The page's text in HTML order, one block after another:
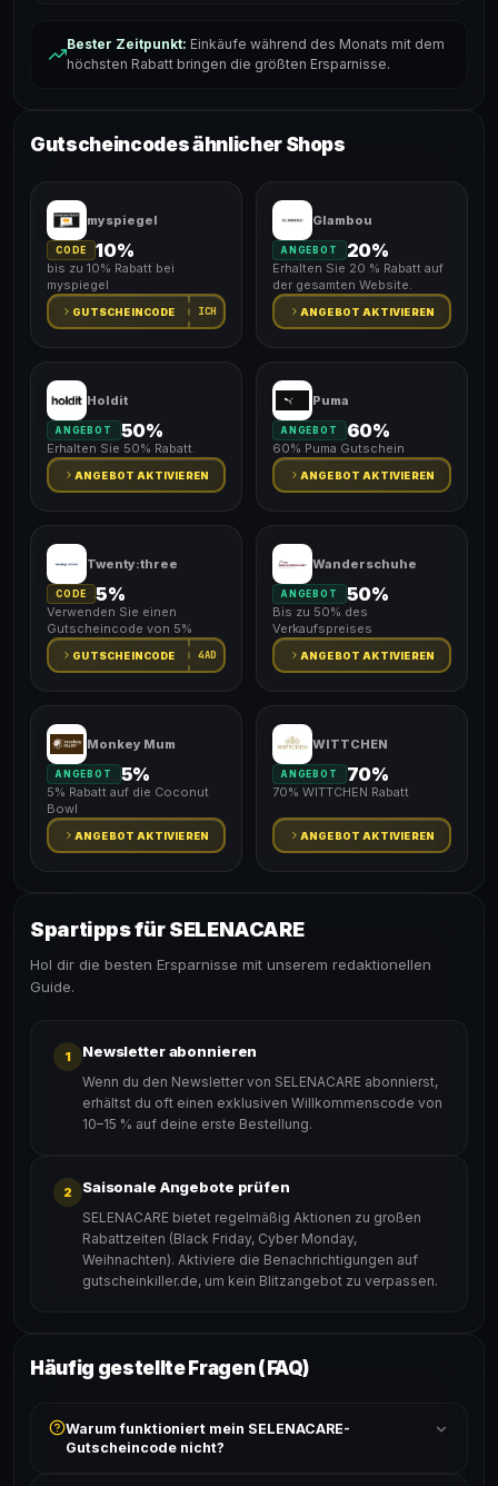
Bester Zeitpunkt: Einkäufe während des Monats mit dem
höchsten Rabatt bringen die größten Ersparnisse.
Gutscheincodes ähnlicher Shops
myspiegel
CODE 10%
bis zu 10% Rabatt bei
myspiegel
GUTSCHEINCODE ICH
Glambou
ANGEBOT 20%
Erhalten Sie 20 % Rabatt auf
der gesamten Website.
ANGEBOT AKTIVIEREN
Holdit
ANGEBOT 50%
Erhalten Sie 50% Rabatt.
ANGEBOT AKTIVIEREN
Puma
ANGEBOT 60%
60% Puma Gutschein
ANGEBOT AKTIVIEREN
Twenty:three
CODE 5%
Verwenden Sie einen
Gutscheincode von 5%
GUTSCHEINCODE 4AD
Wanderschuhe
ANGEBOT 50%
Bis zu 50% des
Verkaufspreises
ANGEBOT AKTIVIEREN
Monkey Mum
ANGEBOT 5%
5% Rabatt auf die Coconut
Bowl
ANGEBOT AKTIVIEREN
WITTCHEN
ANGEBOT 70%
70% WITTCHEN Rabatt
ANGEBOT AKTIVIEREN
Spartipps für SELENACARE
Hol dir die besten Ersparnisse mit unserem redaktionellen
Guide.
1 Newsletter abonnieren
Wenn du den Newsletter von SELENACARE abonnierst,
erhältst du oft einen exklusiven Willkommenscode von
10–15 % auf deine erste Bestellung.
2 Saisonale Angebote prüfen
SELENACARE bietet regelmäßig Aktionen zu großen
Rabattzeiten (Black Friday, Cyber Monday,
Weihnachten). Aktiviere die Benachrichtigungen auf
gutscheinkiller.de, um kein Blitzangebot zu verpassen.
Häufig gestellte Fragen (FAQ)
Warum funktioniert mein SELENACARE-
Gutscheincode nicht?